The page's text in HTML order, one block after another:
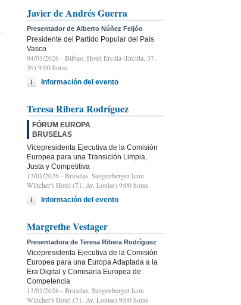
Javier de Andrés Guerra
Presentador de Alberto Núñez Feijóo
Presidente del Partido Popular del País
Vasco
04/03/2026 - Bilbao, Hotel Ercilla (Ercilla, 37-
39) 9:00 horas
Información del evento
Teresa Ribera Rodríguez
FÓRUM EUROPA
BRUSELAS
Vicepresidenta Ejecutiva de la Comisión
Europea para una Transición Limpia,
Justa y Competitiva
13/01/2026 - Bruselas, Steigenberger Icon
Wiltcher's Hotel (71, Av. Louise) 9:00 horas
Información del evento
Margrethe Vestager
Presentadora de Teresa Ribera Rodríguez
Vicepresidenta Ejecutiva de la Comisión
Europea para una Europa Adaptada a la
Era Digital y Comisaria Europea de
Competencia
13/01/2026 - Bruselas, Steigenberger Icon
Wiltcher's Hotel (71, Av. Louise) 9:00 horas